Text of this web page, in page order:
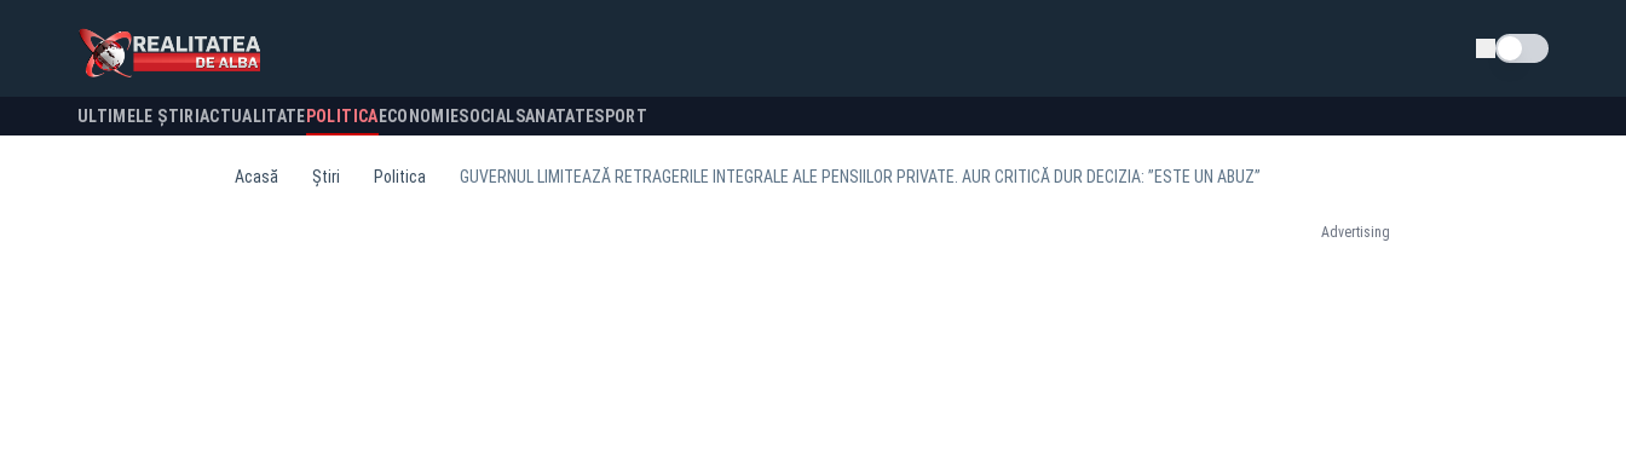
Schimba tema
ULTIMELE ȘTIRI ACTUALITATE POLITICA ECONOMIESOCIALSANATATESPORT
Acasă Știri Politica GUVERNUL LIMITEAZĂ RETRAGERILE INTEGRALE ALE PENSIILOR PRIVATE. AUR CRITICĂ DUR DECIZIA: ”ESTE UN ABUZ”
Advertising